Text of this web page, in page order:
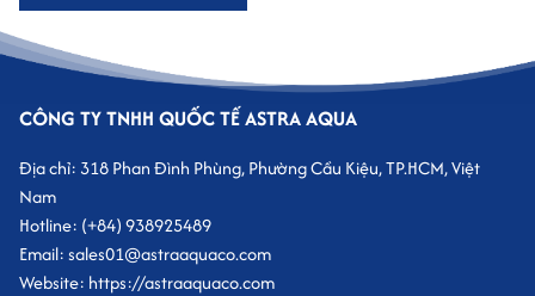
CÔNG TY TNHH QUỐC TẾ ASTRA AQUA
Địa chỉ: 318 Phan Đình Phùng, Phường Cầu Kiệu, TP.HCM, Việt
Nam
Hotline: (+84) 938925489
Email: sales01@astraaquaco.com
Website: https://astraaquaco.com